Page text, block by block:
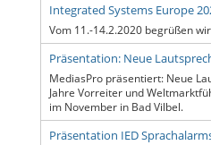
Integrated Systems Europe
Vom 11.-14.2.2020 begrüßen
Präsentation: Neue
MediasPro präsentiert: Neue
Jahre Vorreiter und
im November in Bad Vilbel.
Präsentation IED